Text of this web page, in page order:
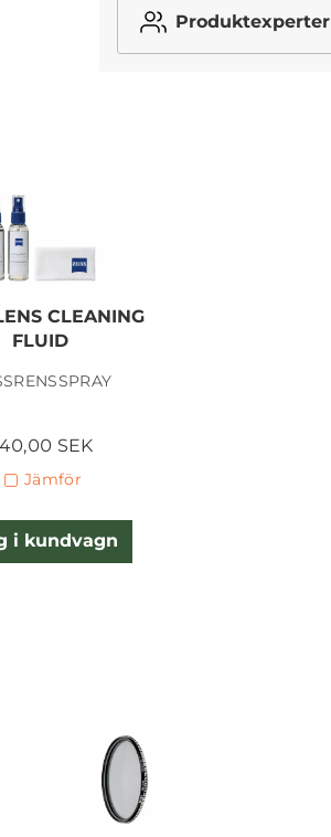
Produktexperter
CLEANING
FLUID
SEK
Jämför
i kundvagn